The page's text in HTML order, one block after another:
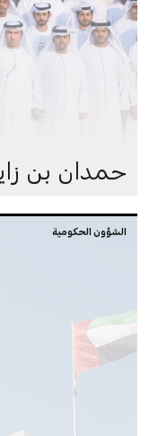
حمدان بن
الشؤون الحكومية